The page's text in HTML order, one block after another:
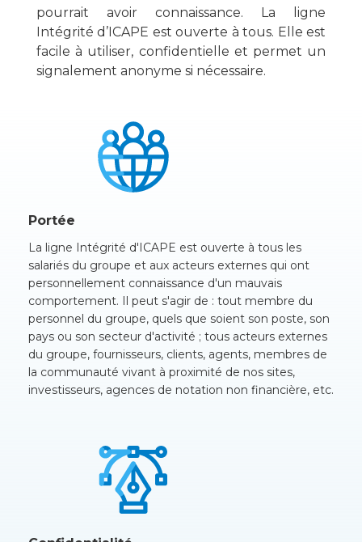
pourrait avoir connaissance. La ligne
Intégrité d’ICAPE est ouverte à tous. Elle est
facile à utiliser, confidentielle et permet un
signalement anonyme si nécessaire.
Portée
La ligne Intégrité d'ICAPE est ouverte à tous les
salariés du groupe et aux acteurs externes qui ont
personnellement connaissance d'un mauvais
comportement. Il peut s'agir de : tout membre du
personnel du groupe, quels que soient son poste, son
pays ou son secteur d'activité ; tous acteurs externes
du groupe, fournisseurs, clients, agents, membres de
la communauté vivant à proximité de nos sites,
investisseurs, agences de notation non financière, etc.